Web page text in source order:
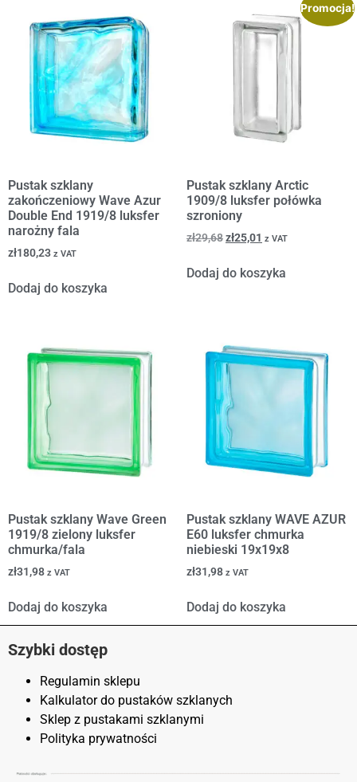
Pustak szklany
zakończeniowy Wave Azur
Double End 1919/8 luksfer
narożny fala
zł180,23 z VAT
Dodaj do koszyka
Promocja!
Pustak szklany Arctic
1909/8 luksfer połówka
szroniony
zł29,68zł25,01 z VAT
Dodaj do koszyka
Pustak szklany Wave Green
1919/8 zielony luksfer
chmurka/fala
zł31,98 z VAT
Dodaj do koszyka
Pustak szklany WAVE AZUR
E60 luksfer chmurka
niebieski 19x19x8
zł31,98 z VAT
Dodaj do koszyka
Szybki dostęp
Regulamin sklepu
Kalkulator do pustaków szklanych
Sklep z pustakami szklanymi
Polityka prywatności